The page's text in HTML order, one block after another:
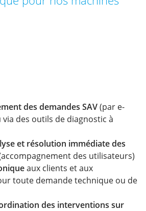
des demandes SAV(par e-
des outils de diagnostic à
et résolution immédiate des
accompagnement des utilisateurs)
aux clients et aux
toute demande technique ou de
des interventions sur